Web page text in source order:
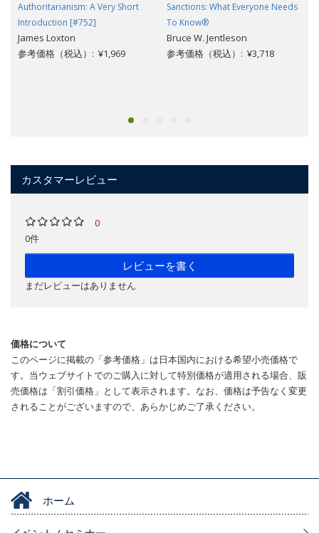
Authoritarianism: A Very Short
Introduction [#752]
James Loxton
参考価格（税込）: ¥1,969
Sanctions: What Everyone Needs
To Know®
Bruce W. Jentleson
参考価格（税込）: ¥3,718
カスタマーレビュー
0
0件
レビューを書く
まだレビューはありません
価格について
このページに掲載の「参考価格」は日本国内における希望小売価格で
す。当ウェブサイトでのご購入に対して特別価格が適用される場合、販
売価格は「割引価格」として表示されます。なお、価格は予告なく変更
されることがございますので、あらかじめご了承ください。
ホーム